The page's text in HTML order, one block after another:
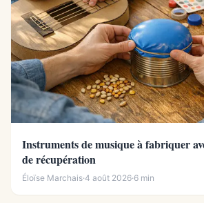
Instruments de musique à fabriquer
de récupération
Éloïse Marchais·4 août 2026·6 min